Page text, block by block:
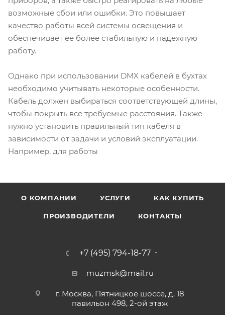
возможные сбои или ошибки. Это повышает
качество работы всей системы освещения и
обеспечивает ее более стабильную и надежную
работу.
Однако при использовании DMX кабелей в бухтах
необходимо учитывать некоторые особенности.
Кабель должен выбираться соответствующей длины,
чтобы покрыть все требуемые расстояния. Также
нужно установить правильный тип кабеля в
зависимости от задачи и условий эксплуатации.
Например, для работы
О КОМПАНИИ УСЛУГИ КАК КУПИТЬ
ПРОИЗВОДИТЕЛИ КОНТАКТЫ
+7 (495) 794-18-77
muzmsk@mail.ru
г. Москва, Пятницкое шоссе, д. 18
павильон 498, 2-ой этаж